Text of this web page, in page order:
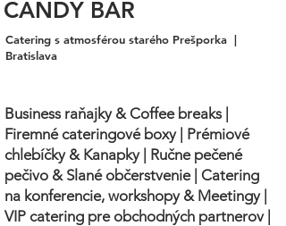
CANDY BAR
Catering s atmosférou starého Prešporka |
Bratislava
Business raňajky & Coffee breaks |
Firemné cateringové boxy | Prémiové
chlebíčky & Kanapky | Ručne pečené
pečivo & Slané občerstvenie | Catering
na konferencie, workshopy & Meetingy |
VIP catering pre obchodných partnerov |